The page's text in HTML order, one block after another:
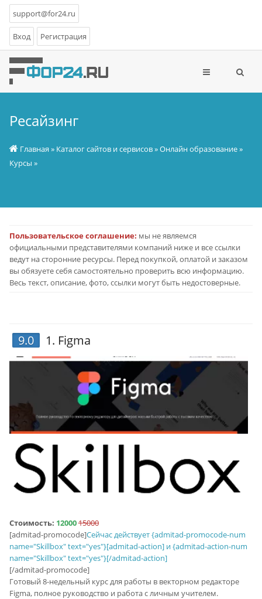
support@for24.ru
Вход Регистрация
Ресайзинг
Главная » Каталог сайтов и сервисов»Онлайн образование»
Курсы »
Пользовательское соглашение: мы не являемся
официальными представителями компаний ниже и все ссылки
ведут на сторонние ресурсы. Перед покупкой, оплатой и заказом
вы обязуете себя самостоятельно проверить всю информацию.
Весь текст, описание, фото, ссылки могут быть недостоверные.
9.0 1. Figma
Стоимость: 1200015000
[admitad-promocode]Сейчас действует {admitad-promocode-num
name="Skillbox" text="yes"}[admitad-action] и {admitad-action-num
name="Skillbox" text="yes"}[/admitad-action]
[/admitad-promocode]
Готовый 8-недельный курс для работы в векторном редакторе
Figma, полное руководство и работа с личным учителем.